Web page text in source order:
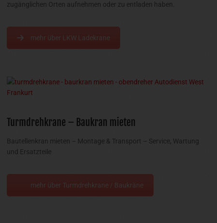
zugänglichen Orten aufnehmen oder zu entladen haben.
mehr über LKW Ladekrane
Turmdrehkrane – Baukran mieten
Bautellenkran mieten – Montage & Transport – Service, Wartung
und Ersatzteile
mehr über Turmdrehkrane / Baukräne